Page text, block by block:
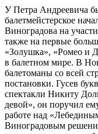
У Петра Андреевича
балетмейстерское
Виноградова на
также на первые
«Золушка», «Ромео и
в балетном мире. В
балетоманы со всей
постановки. Гусев
спектакли Никиту
девой», он поручил
работе над
Виноградовым